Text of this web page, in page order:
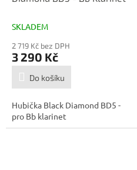
SKLADEM
2 719 Kč bez DPH
3 290 Kč
Do košíku
Hubička Black Diamond BD5 -
pro Bb klarinet